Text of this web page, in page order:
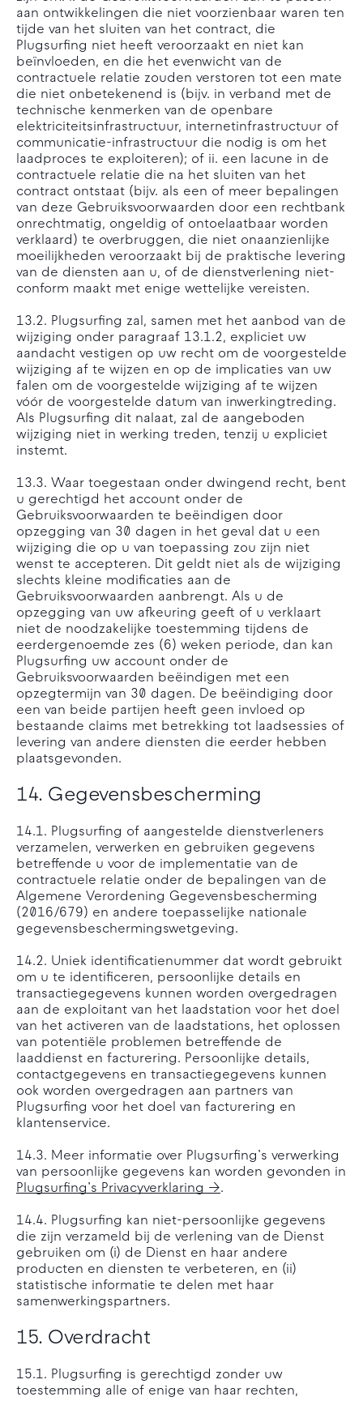
aan ontwikkelingen die niet voorzienbaar waren ten
tijde van het sluiten van het contract, die
Plugsurfing niet heeft veroorzaakt en niet kan
beïnvloeden, en die het evenwicht van de
contractuele relatie zouden verstoren tot een mate
die niet onbetekenend is (bijv. in verband met de
technische kenmerken van de openbare
elektriciteitsinfrastructuur, internetinfrastructuur of
communicatie-infrastructuur die nodig is om het
laadproces te exploiteren); of ii. een lacune in de
contractuele relatie die na het sluiten van het
contract ontstaat (bijv. als een of meer bepalingen
van deze Gebruiksvoorwaarden door een rechtbank
onrechtmatig, ongeldig of ontoelaatbaar worden
verklaard) te overbruggen, die niet onaanzienlijke
moeilijkheden veroorzaakt bij de praktische levering
van de diensten aan u, of de dienstverlening niet-
conform maakt met enige wettelijke vereisten.
13.2. Plugsurfing zal, samen met het aanbod van de
wijziging onder paragraaf 13.1.2, expliciet uw
aandacht vestigen op uw recht om de voorgestelde
wijziging af te wijzen en op de implicaties van uw
falen om de voorgestelde wijziging af te wijzen
vóór de voorgestelde datum van inwerkingtreding.
Als Plugsurfing dit nalaat, zal de aangeboden
wijziging niet in werking treden, tenzij u expliciet
instemt.
13.3. Waar toegestaan onder dwingend recht, bent
u gerechtigd het account onder de
Gebruiksvoorwaarden te beëindigen door
opzegging van 30 dagen in het geval dat u een
wijziging die op u van toepassing zou zijn niet
wenst te accepteren. Dit geldt niet als de wijziging
slechts kleine modificaties aan de
Gebruiksvoorwaarden aanbrengt. Als u de
opzegging van uw afkeuring geeft of u verklaart
niet de noodzakelijke toestemming tijdens de
eerdergenoemde zes (6) weken periode, dan kan
Plugsurfing uw account onder de
Gebruiksvoorwaarden beëindigen met een
opzegtermijn van 30 dagen. De beëindiging door
een van beide partijen heeft geen invloed op
bestaande claims met betrekking tot laadsessies of
levering van andere diensten die eerder hebben
plaatsgevonden.
14. Gegevensbescherming
14.1. Plugsurfing of aangestelde dienstverleners
verzamelen, verwerken en gebruiken gegevens
betreffende u voor de implementatie van de
contractuele relatie onder de bepalingen van de
Algemene Verordening Gegevensbescherming
(2016/679) en andere toepasselijke nationale
gegevensbeschermingswetgeving.
14.2. Uniek identificatienummer dat wordt gebruikt
om u te identificeren, persoonlijke details en
transactiegegevens kunnen worden overgedragen
aan de exploitant van het laadstation voor het doel
van het activeren van de laadstations, het oplossen
van potentiële problemen betreffende de
laaddienst en facturering. Persoonlijke details,
contactgegevens en transactiegegevens kunnen
ook worden overgedragen aan partners van
Plugsurfing voor het doel van facturering en
klantenservice.
14.3. Meer informatie over Plugsurfing’s verwerking
van persoonlijke gegevens kan worden gevonden in
Plugsurfing’s Privacyverklaring
.
14.4. Plugsurfing kan niet-persoonlijke gegevens
die zijn verzameld bij de verlening van de Dienst
gebruiken om (i) de Dienst en haar andere
producten en diensten te verbeteren, en (ii)
statistische informatie te delen met haar
samenwerkingspartners.
15. Overdracht
15.1. Plugsurfing is gerechtigd zonder uw
toestemming alle of enige van haar rechten,